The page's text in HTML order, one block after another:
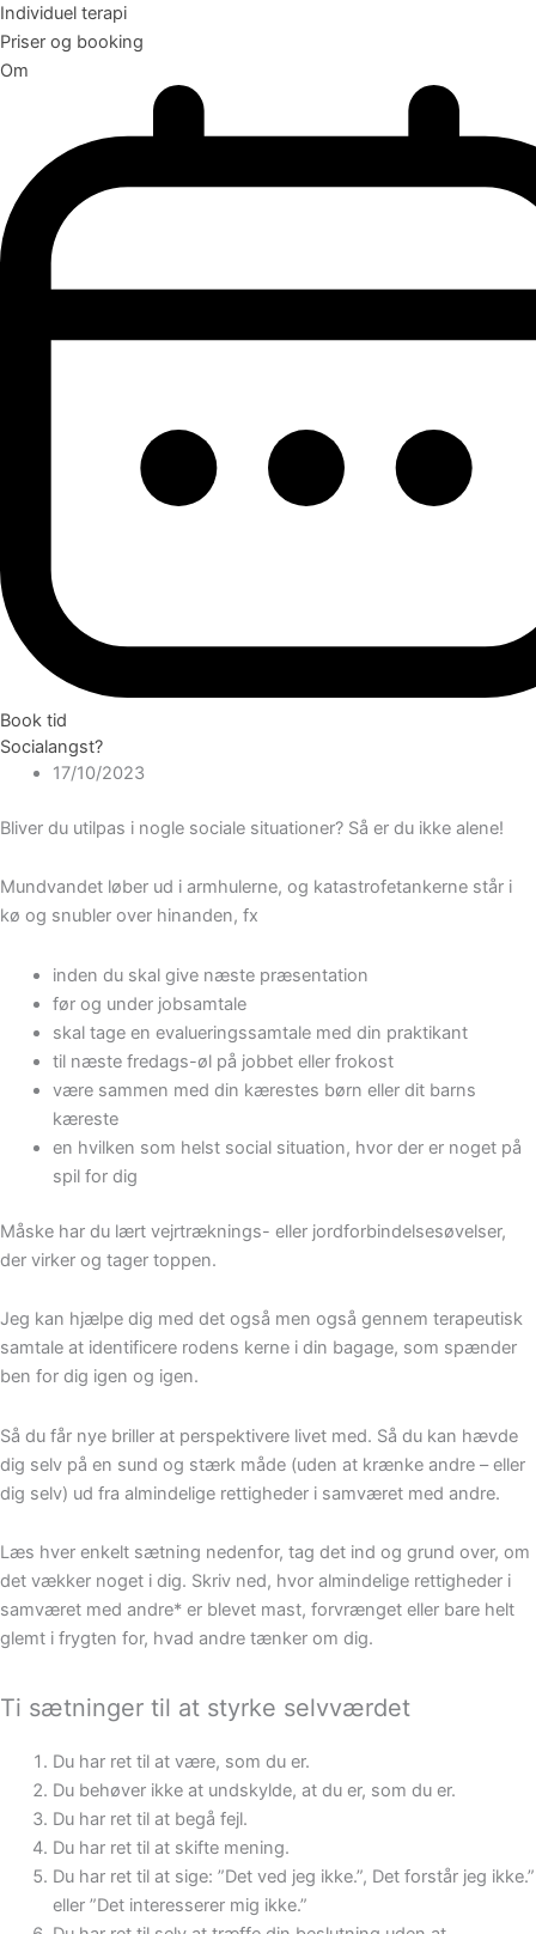
Individuel terapi
Priser og booking
Om
Book tid
Socialangst?
17/10/2023
Bliver du utilpas i nogle sociale situationer? Så er du ikke alene!
Mundvandet løber ud i armhulerne, og katastrofetankerne står i
kø og snubler over hinanden, fx
inden du skal give næste præsentation
før og under jobsamtale
skal tage en evalueringssamtale med din praktikant
til næste fredags-øl på jobbet eller frokost
være sammen med din kærestes børn eller dit barns
kæreste
en hvilken som helst social situation, hvor der er noget på
spil for dig
Måske har du lært vejrtræknings- eller jordforbindelsesøvelser,
der virker og tager toppen.
Jeg kan hjælpe dig med det også men også gennem terapeutisk
samtale at identificere rodens kerne i din bagage, som spænder
ben for dig igen og igen.
Så du får nye briller at perspektivere livet med. Så du kan hævde
dig selv på en sund og stærk måde (uden at krænke andre – eller
dig selv) ud fra almindelige rettigheder i samværet med andre.
Læs hver enkelt sætning nedenfor, tag det ind og grund over, om
det vækker noget i dig. Skriv ned, hvor almindelige rettigheder i
samværet med andre* er blevet mast, forvrænget eller bare helt
glemt i frygten for, hvad andre tænker om dig.
Ti sætninger til at styrke selvværdet
Du har ret til at være, som du er.
Du behøver ikke at undskylde, at du er, som du er.
Du har ret til at begå fejl.
Du har ret til at skifte mening.
Du har ret til at sige: ”Det ved jeg ikke.”, Det forstår jeg ikke.”
eller ”Det interesserer mig ikke.”